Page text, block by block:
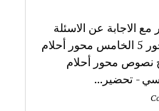
الاجابة عن الاسئلة
نص اختيار المحور 5 الخامس محور أحلام
محور أحلام